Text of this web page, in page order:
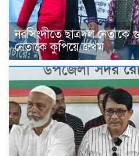
নরসিংদীতে ছাত্রদল নেতাকে
নেতাকে কুপিয়ে জখম